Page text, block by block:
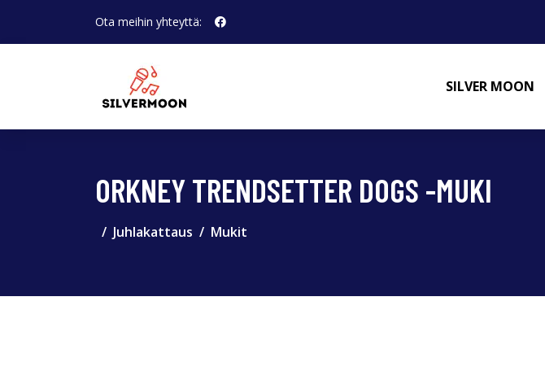
Ota meihin yhteyttä:
SILVER MOON
ORKNEY TRENDSETTER DOGS -MUKI
Juhlakattaus Mukit